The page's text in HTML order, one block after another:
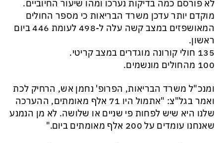
לא פורסם כמה בדיקות נערכו ומהו שיעור החיוביים.
מוקדם יותר עדכן משרד הבריאות כי מספר החולים
המאושפזים במצב קשה עלה ל-498 לעומת 446 ביום
ראשון.
135 חולי קורונה מוגדרים במצב קריטי.
100 מהחולים מונשמים.
ומנכ"ל משרד הבריאות, הפרופ' נחמן אש, הרחיק לכת
ואמר בגל"צ: "אתמול היו 71 אלף מאומתים, ההערכה
שלנו היא שיש לפחות פי שניים או שלושה. לא מן הנמנע
שאנחנו עומדים על 200 אלף מאומתים ביום."